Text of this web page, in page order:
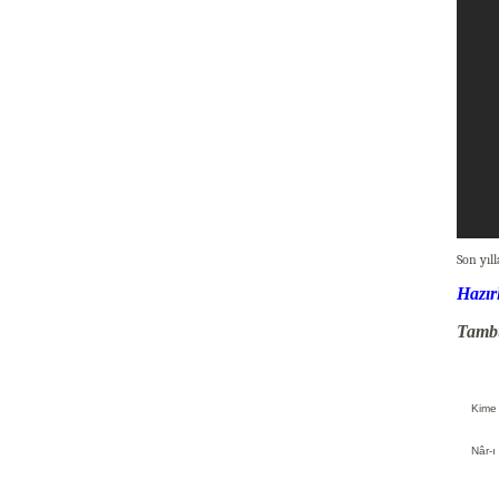
Son
Nâr-